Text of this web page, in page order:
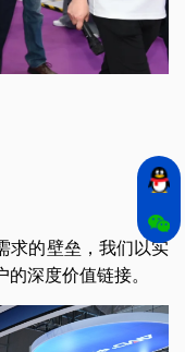
求的壁垒，我们以实
深度价值链接。